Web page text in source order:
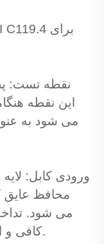
نقطه تست:
این نقطه
می شود به
ورودی کابل:
محافظ عایق
می شود.
کافی و استحکام دی الکتریک را تضمین می کند.